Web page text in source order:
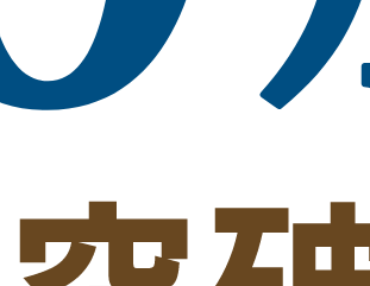
の図面変換サービスです。
ます。